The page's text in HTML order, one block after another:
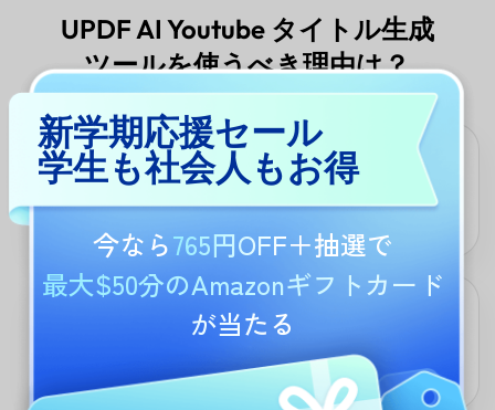
UPDF AI Youtube タイトル生成
ツールを使うべき理由は？
正確さと創造力の両立
GPT-5とDeepSeek R1がコンテンツの本質を保持しつつ、感情に訴
多言語対応の個別最適化
使用を重ねるごとにあなたのスタイルを学習。多言語対応で全世
界の視聴者に響くタイトルを生成。
新学期応援セール
学生も社会人もお得
今なら765円OFF＋抽選で
最大$50分のAmazonギフトカード
が当たる